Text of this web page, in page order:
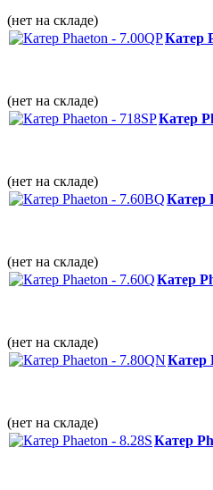
(нет на складе)
Катер
(нет на складе)
Катер
(нет на складе)
Катер
(нет на складе)
Катер
(нет на складе)
Катер
(нет на складе)
Катер